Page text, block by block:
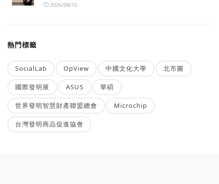
2026/08/10
熱門標籤
SocialLab OpView 中國文化大學 北市圖
國際發明展 ASUS 華碩
世界發明智慧財產聯盟總會 Microchip
台灣發明商品促進協會